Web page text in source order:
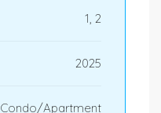
1, 2
2025
Condo/Apartment